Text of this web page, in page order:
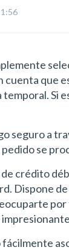
cuenta que
Si
seguro a
se
crédito
Dispone